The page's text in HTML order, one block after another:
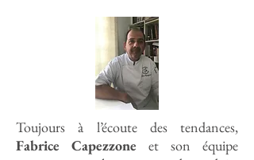
Toujours à l’écoute des tendances,
Fabrice Capezzone et son équipe